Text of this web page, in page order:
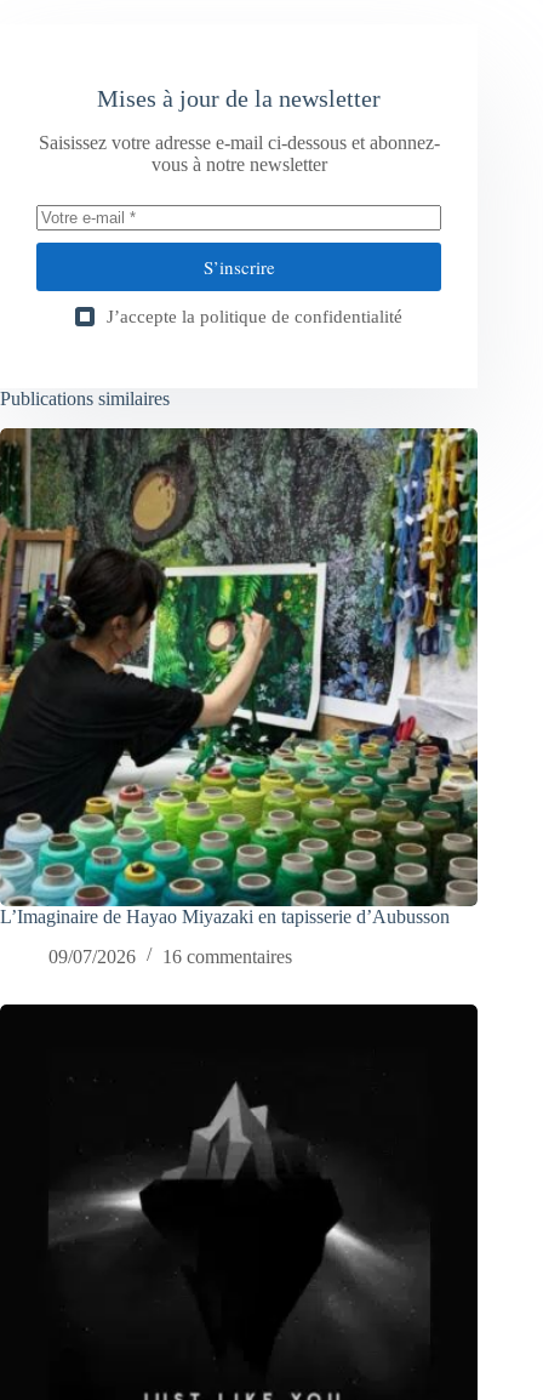
Mises à jour de la newsletter
Saisissez votre adresse e-mail ci-dessous et abonnez-
vous à notre newsletter
S’inscrire
J’accepte la politique de confidentialité
Publications similaires
L’Imaginaire de Hayao Miyazaki en tapisserie d’Aubusson
09/07/2026
16 commentaires